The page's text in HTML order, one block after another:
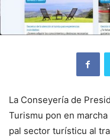
La Conseyería de
Turismu pon en
pal sector turísticu al